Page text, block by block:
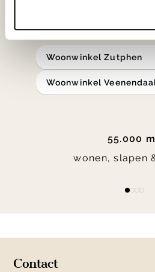
Bekijk onze
Woonwinkel Zutphen
Woonwinkel
55.000
wonen, slapen
Contact